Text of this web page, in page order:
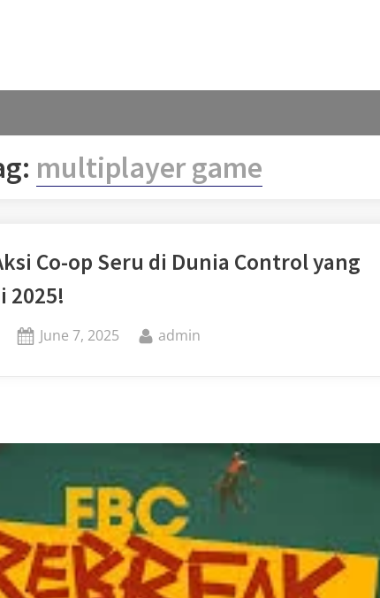
multiplayer game
Co-op Seru di Dunia Control yang
2025!
Posted
June 7, 2025 By
admin